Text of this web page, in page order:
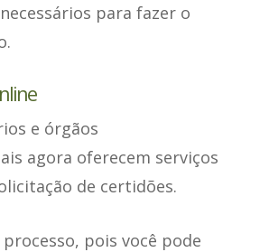
para fazer o
e órgãos
agora oferecem serviços
de certidões.
pois você pode